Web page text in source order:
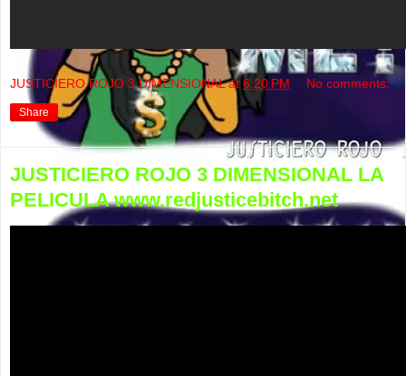
JUSTICIERO ROJO 3 DIMENSIONAL at 6:20 PM No comments:
Share
JUSTICIERO ROJO 3 DIMENSIONAL LA
PELICULA www.redjusticebitch.net